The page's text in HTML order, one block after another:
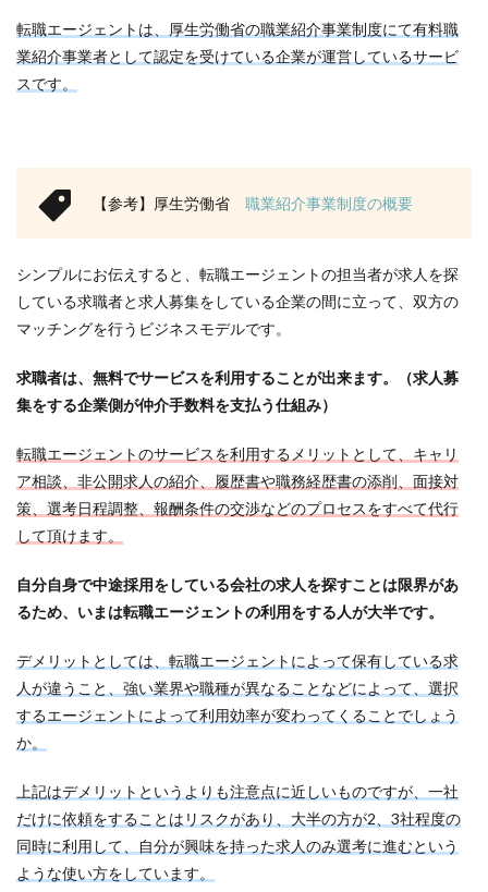
転職エージェントは、厚生労働省の職業紹介事業制度にて有料職
業紹介事業者として認定を受けている企業が運営しているサービ
スです。
【参考】厚生労働省 職業紹介事業制度の概要
シンプルにお伝えすると、転職エージェントの担当者が求人を探
している求職者と求人募集をしている企業の間に立って、双方の
マッチングを行うビジネスモデルです。
求職者は、無料でサービスを利用することが出来ます。（求人募
集をする企業側が仲介手数料を支払う仕組み）
転職エージェントのサービスを利用するメリットとして、キャリ
ア相談、非公開求人の紹介、履歴書や職務経歴書の添削、面接対
策、選考日程調整、報酬条件の交渉などのプロセスをすべて代行
して頂けます。
自分自身で中途採用をしている会社の求人を探すことは限界があ
るため、いまは転職エージェントの利用をする人が大半です。
デメリットとしては、転職エージェントによって保有している求
人が違うこと、強い業界や職種が異なることなどによって、選択
するエージェントによって利用効率が変わってくることでしょう
か。
上記はデメリットというよりも注意点に近しいものですが、一社
だけに依頼をすることはリスクがあり、大半の方が2、3社程度の
同時に利用して、自分が興味を持った求人のみ選考に進むという
ような使い方をしています。